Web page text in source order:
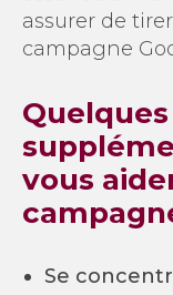
assurer de
campagne
vous
Se